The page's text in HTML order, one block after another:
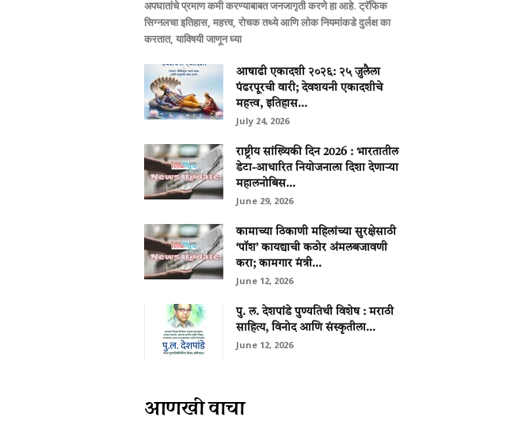
अपघातांचे प्रमाण कमी करण्याबाबत जनजागृती करणे हा आहे. ट्रॅफिक
सिग्नलचा इतिहास, महत्त्व, रोचक तथ्ये आणि लोक नियमांकडे दुर्लक्ष का
करतात, याविषयी जाणून घ्या
आषाढी एकादशी २०२६: २५ जुलैला
पंढरपूरची वारी; देवशयनी एकादशीचे
महत्त्व, इतिहास...
July 24, 2026
राष्ट्रीय सांख्यिकी दिन 2026 : भारतातील
डेटा-आधारित नियोजनाला दिशा देणाऱ्या
महालनोबिस...
June 29, 2026
कामाच्या ठिकाणी महिलांच्या सुरक्षेसाठी
‘पॉश’ कायद्याची कठोर अंमलबजावणी
करा; कामगार मंत्री...
June 12, 2026
पु. ल. देशपांडे पुण्यतिथी विशेष : मराठी
साहित्य, विनोद आणि संस्कृतीला...
June 12, 2026
आणखी वाचा